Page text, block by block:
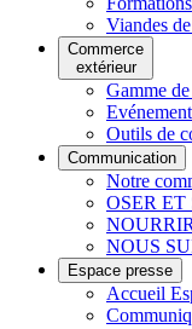
Viandes
Commerce
extérieur
Gamme
Outils de
Communication
Notre
OSER ET
NOUS
Espace presse
Accueil